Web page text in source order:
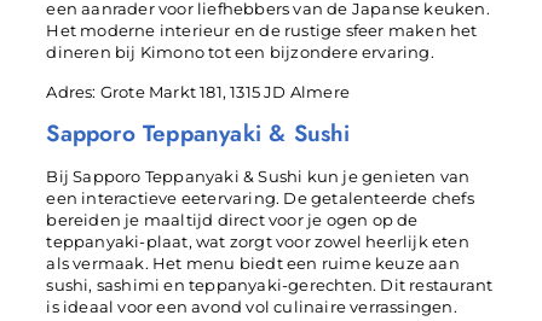
een aanrader voor liefhebbers van de Japanse keuken.
Het moderne interieur en de rustige sfeer maken het
dineren bij Kimono tot een bijzondere ervaring.
Adres: Grote Markt 181, 1315 JD Almere
Sapporo Teppanyaki & Sushi
Bij Sapporo Teppanyaki & Sushi kun je genieten van
een interactieve eetervaring. De getalenteerde chefs
bereiden je maaltijd direct voor je ogen op de
teppanyaki-plaat, wat zorgt voor zowel heerlijk eten
als vermaak. Het menu biedt een ruime keuze aan
sushi, sashimi en teppanyaki-gerechten. Dit restaurant
is ideaal voor een avond vol culinaire verrassingen.